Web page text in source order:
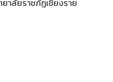
ยาลัยราชภัฏเชียงราย